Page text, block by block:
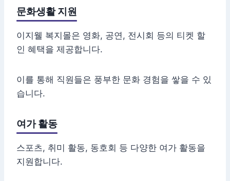
문화생활 지원
이지웰 복지몰은 영화, 공연, 전시회 등의 티켓 할
인 혜택을 제공합니다.
이를 통해 직원들은 풍부한 문화 경험을 쌓을 수 있
습니다.
여가 활동
스포츠, 취미 활동, 동호회 등 다양한 여가 활동을
지원합니다.